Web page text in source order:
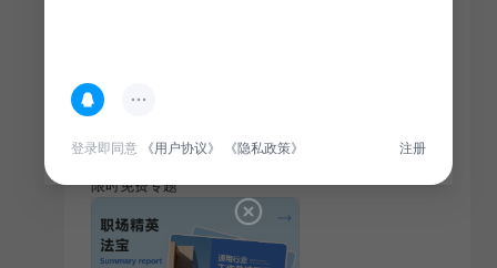
100 套
限时免费专题
登录即同意 《用户协议》 《隐私政策》 注册